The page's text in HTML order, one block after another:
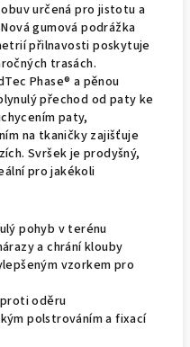
určená pro jistotu a
gumová podrážka
přilnavosti poskytuje
trasách.
Phase® a pěnou
přechod od paty ke
paty,
na tkaničky zajišťuje
Svršek je prodyšný,
pro jakékoli
pohyb v terénu
a chrání klouby
vzorkem pro
oděru
polstrováním a fixací